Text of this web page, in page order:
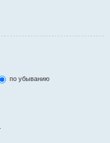
по убыванию